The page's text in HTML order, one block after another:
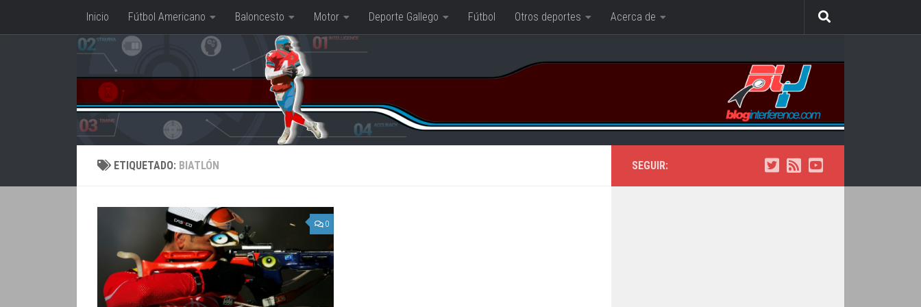
Saltar al contenido
Inicio Fútbol Americano Baloncesto Motor Deporte Gallego Fútbol Otros deportes Acerca de
ETIQUETADO: BIATLÓN
0
SEGUIR: